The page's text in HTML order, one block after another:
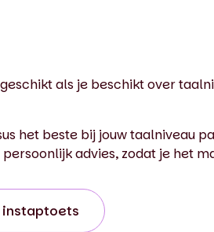
als je beschikt over
het beste bij jouw taalniveau
advies, zodat je het
instaptoets